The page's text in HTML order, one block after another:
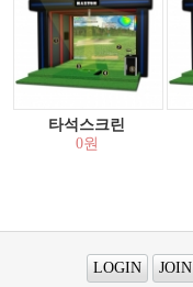
타석스크린
0원
LOGIN JOIN